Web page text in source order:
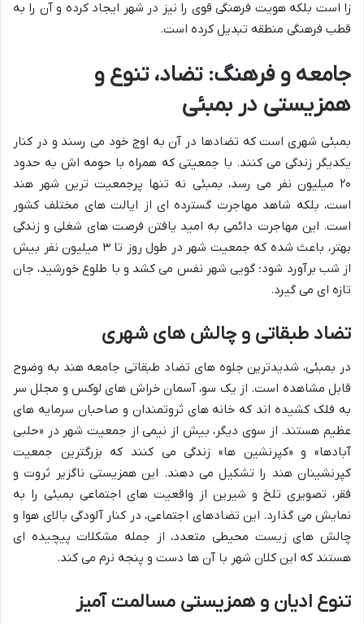
زا است بلکه هویت فرهنگی قوی را نیز در شهر ایجاد کرده و آن را به
قطب فرهنگی منطقه تبدیل کرده است.
جامعه و فرهنگ: تضاد، تنوع و
همزیستی در بمبئی
بمبئی شهری است که تضادها در آن به اوج خود می رسند و در کنار
یکدیگر زندگی می کنند. با جمعیتی که همراه با حومه اش به حدود
۲۰ میلیون نفر می رسد، بمبئی نه تنها پرجمعیت ترین شهر هند
است، بلکه شاهد مهاجرت گسترده ای از ایالت های مختلف کشور
است. این مهاجرت دائمی به امید یافتن فرصت های شغلی و زندگی
بهتر، باعث شده که جمعیت شهر در طول روز تا ۳ میلیون نفر بیش
از شب برآورد شود؛ گویی شهر نفس می کشد و با طلوع خورشید، جان
تازه ای می گیرد.
تضاد طبقاتی و چالش های شهری
در بمبئی، شدیدترین جلوه های تضاد طبقاتی جامعه هند به وضوح
قابل مشاهده است. از یک سو، آسمان خراش های لوکس و مجلل سر
به فلک کشیده اند که خانه های ثروتمندان و صاحبان سرمایه های
عظیم هستند. از سوی دیگر، بیش از نیمی از جمعیت شهر در «حلبی
آبادها» و «کپرنشین ها» زندگی می کنند که بزرگترین جمعیت
کپرنشینان هند را تشکیل می دهند. این همزیستی ناگزیر ثروت و
فقر، تصویری تلخ و شیرین از واقعیت های اجتماعی بمبئی را به
نمایش می گذارد. این تضادهای اجتماعی، در کنار آلودگی بالای هوا و
چالش های زیست محیطی متعدد، از جمله مشکلات پیچیده ای
هستند که این کلان شهر با آن ها دست و پنجه نرم می کند.
تنوع ادیان و همزیستی مسالمت آمیز